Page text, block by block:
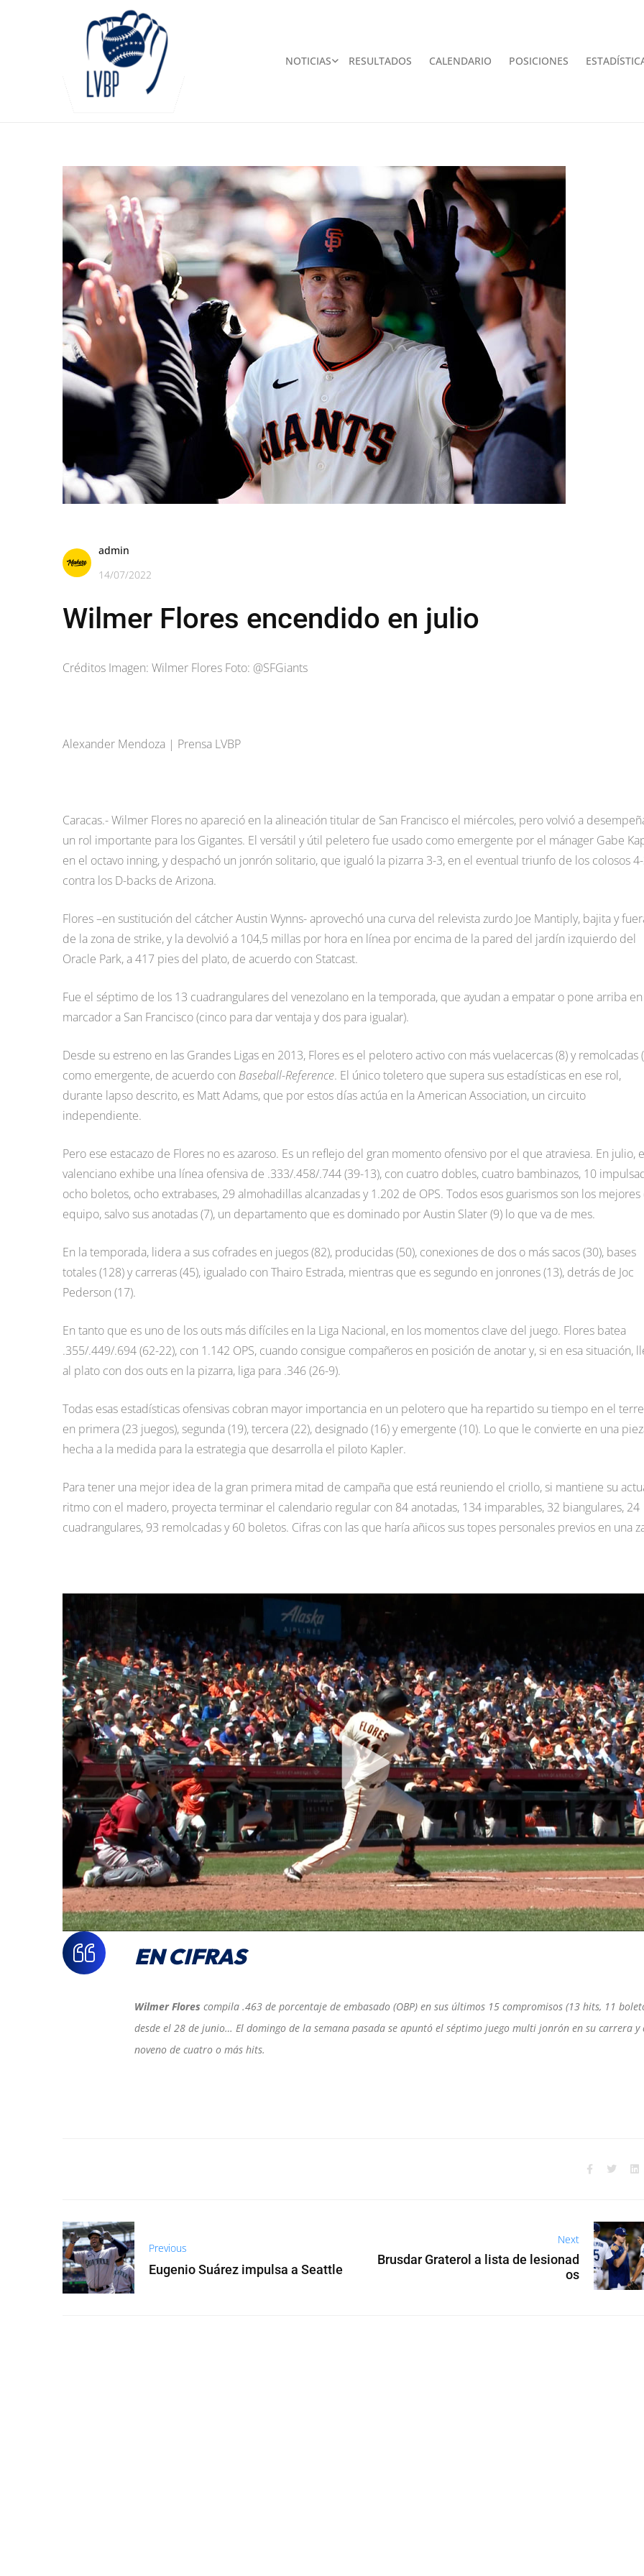
NOTICIAS RESULTADOS CALENDARIO POSICIONES
admin
14/07/2022
Wilmer Flores encendido en julio
Créditos Imagen: Wilmer Flores Foto: @SFGiants
Alexander Mendoza | Prensa LVBP
Caracas.- Wilmer Flores no apareció en la alineación titular de San Francisco el miércoles, pero volvió a
un rol importante para los Gigantes. El versátil y útil peletero fue usado como emergente por el mánager Gabe
en el octavo inning, y despachó un jonrón solitario, que igualó la pizarra 3-3, en el eventual triunfo de los colosos
contra los D-backs de Arizona.
Flores –en sustitución del cátcher Austin Wynns- aprovechó una curva del relevista zurdo Joe Mantiply, bajita y
de la zona de strike, y la devolvió a 104,5 millas por hora en línea por encima de la pared del jardín izquierdo del
Oracle Park, a 417 pies del plato, de acuerdo con Statcast.
Fue el séptimo de los 13 cuadrangulares del venezolano en la temporada, que ayudan a empatar o pone arriba
marcador a San Francisco (cinco para dar ventaja y dos para igualar).
Desde su estreno en las Grandes Ligas en 2013, Flores es el pelotero activo con más vuelacercas (8) y remolcadas
como emergente, de acuerdo con Baseball-Reference. El único toletero que supera sus estadísticas en ese rol,
durante lapso descrito, es Matt Adams, que por estos días actúa en la American Association, un circuito
independiente.
Pero ese estacazo de Flores no es azaroso. Es un reflejo del gran momento ofensivo por el que atraviesa. En julio,
valenciano exhibe una línea ofensiva de .333/.458/.744 (39-13), con cuatro dobles, cuatro bambinazos, 10
ocho boletos, ocho extrabases, 29 almohadillas alcanzadas y 1.202 de OPS. Todos esos guarismos son los mejores
equipo, salvo sus anotadas (7), un departamento que es dominado por Austin Slater (9) lo que va de mes.
En la temporada, lidera a sus cofrades en juegos (82), producidas (50), conexiones de dos o más sacos (30), bases
totales (128) y carreras (45), igualado con Thairo Estrada, mientras que es segundo en jonrones (13), detrás de Joc
Pederson (17).
En tanto que es uno de los outs más difíciles en la Liga Nacional, en los momentos clave del juego. Flores batea
.355/.449/.694 (62-22), con 1.142 OPS, cuando consigue compañeros en posición de anotar y, si en esa situación,
al plato con dos outs en la pizarra, liga para .346 (26-9).
Todas esas estadísticas ofensivas cobran mayor importancia en un pelotero que ha repartido su tiempo en el
en primera (23 juegos), segunda (19), tercera (22), designado (16) y emergente (10). Lo que le convierte en una
hecha a la medida para la estrategia que desarrolla el piloto Kapler.
Para tener una mejor idea de la gran primera mitad de campaña que está reuniendo el criollo, si mantiene su
ritmo con el madero, proyecta terminar el calendario regular con 84 anotadas, 134 imparables, 32 biangulares, 24
cuadrangulares, 93 remolcadas y 60 boletos. Cifras con las que haría añicos sus topes personales previos en una
EN CIFRAS
Wilmer Flores compila .463 de porcentaje de embasado (OBP) en sus últimos 15 compromisos (13 hits, 11
desde el 28 de junio… El domingo de la semana pasada se apuntó el séptimo juego multi jonrón en su carrera y
noveno de cuatro o más hits.
Previous
Eugenio Suárez impulsa a Seattle
Next
Brusdar Graterol a lista de lesionad
os